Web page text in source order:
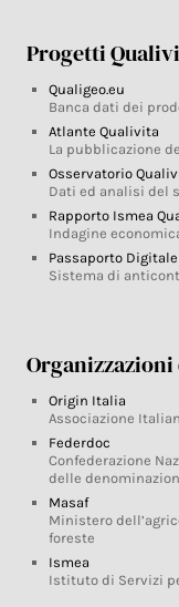
Progetti
Qualigeo.eu
Banca dati dei
Atlante Qualivita
La pubblicazione
Osservatorio
Dati ed analisi del
Rapporto Ismea
Indagine
Passaporto Digitale
Sistema di
Origin Italia
Associazione
Federdoc
Confederazione
delle
Masaf
Ministero
foreste
Ismea
Istituto di Servizi